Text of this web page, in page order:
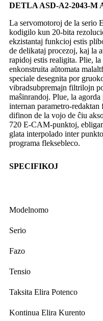
DETLA ASD-A2-2043-M
La servomotoroj de la serio
kodigilo kun 20-bita
ekzistantaj funkcioj estis
de delikataj procezoj, kaj la
rapidoj estis realigita. Plie,
enkonstruita aŭtomata
speciale desegnita por
vibradsubpremajn filtrilojn
maŝinrandoj. Plue, la
internan parametro-
difinon de la vojo de ĉiu
720 E-CAM-punktoj,
glata interpolado inter
programa fleksebleco.
SPECIFIKOJ
Modelnomo
Serio
Fazo
Tensio
Taksita Elira Potenco
Kontinua Elira Kurento